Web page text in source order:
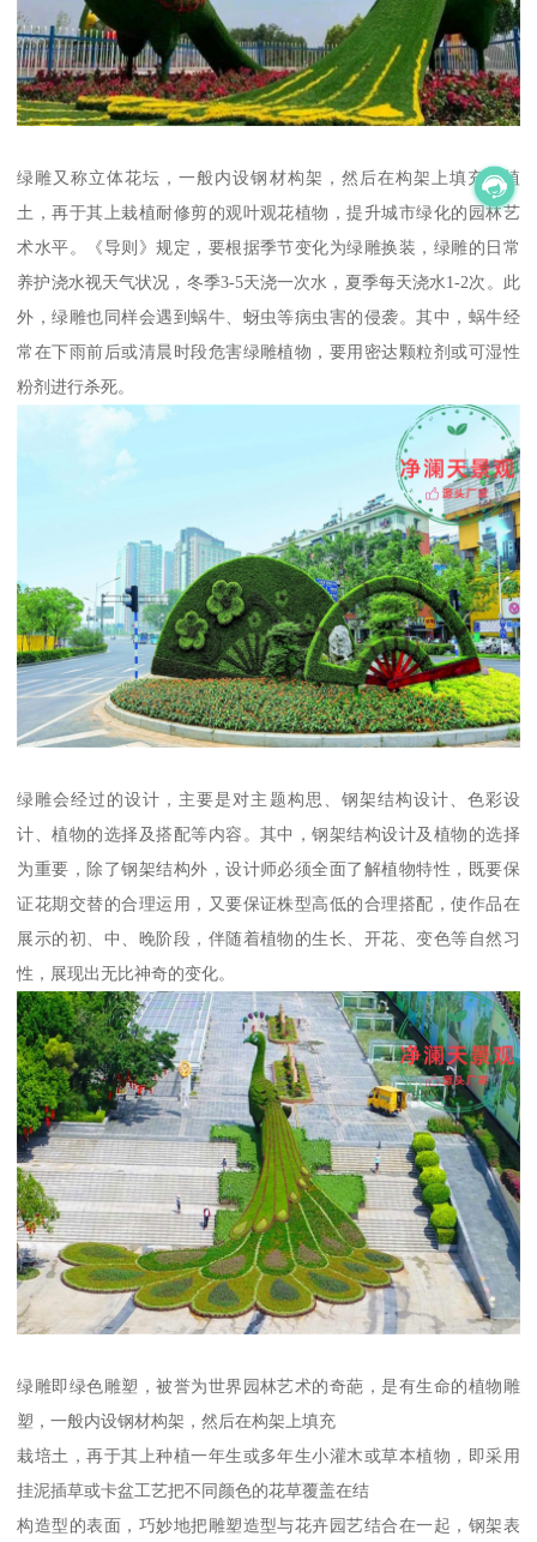
绿雕又称立体花坛，一般内设钢材构架，然后在构架上填充种植
土，再于其上栽植耐修剪的观叶观花植物，提升城市绿化的园林艺
术水平。《导则》规定，要根据季节变化为绿雕换装，绿雕的日常
养护浇水视天气状况，冬季3-5天浇一次水，夏季每天浇水1-2次。此
外，绿雕也同样会遇到蜗牛、蚜虫等病虫害的侵袭。其中，蜗牛经
常在下雨前后或清晨时段危害绿雕植物，要用密达颗粒剂或可湿性
粉剂进行杀死。
绿雕会经过的设计，主要是对主题构思、钢架结构设计、色彩设
计、植物的选择及搭配等内容。其中，钢架结构设计及植物的选择
为重要，除了钢架结构外，设计师必须全面了解植物特性，既要保
证花期交替的合理运用，又要保证株型高低的合理搭配，使作品在
展示的初、中、晚阶段，伴随着植物的生长、开花、变色等自然习
性，展现出无比神奇的变化。
绿雕即绿色雕塑，被誉为世界园林艺术的奇葩，是有生命的植物雕
塑，一般内设钢材构架，然后在构架上填充
栽培土，再于其上种植一年生或多年生小灌木或草本植物，即采用
挂泥插草或卡盆工艺把不同颜色的花草覆盖在结
构造型的表面，巧妙地把雕塑造型与花卉园艺结合在一起，钢架表